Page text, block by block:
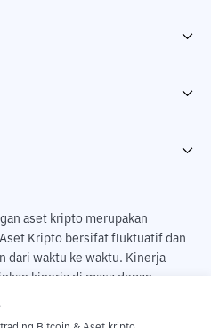
aset kripto merupakan
Kripto bersifat fluktuatif dan
dari waktu ke waktu. Kinerja
kinerja di masa depan.
dampak dari membeli dan